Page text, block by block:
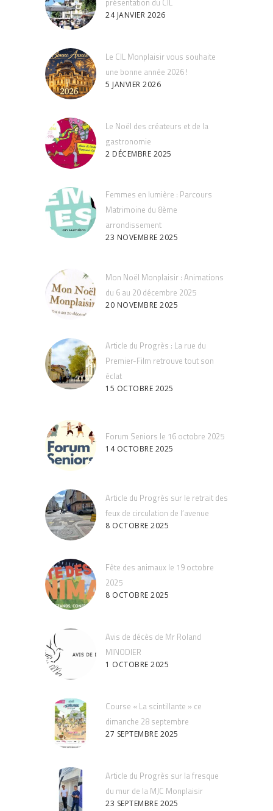
24 JANVIER 2026
Le CIL Monplaisir vous souhaite
une bonne année 2026 !
5 JANVIER 2026
Le Noël des créateurs et de la
gastronomie
2 DÉCEMBRE 2025
Femmes en lumière : Parcours
Matrimoine du 8ème
arrondissement
23 NOVEMBRE 2025
Mon Noël Monplaisir : Animations
du 6 au 20 décembre 2025
20 NOVEMBRE 2025
Article du Progrès : La rue du
Premier-Film retrouve tout son
éclat
15 OCTOBRE 2025
Forum Seniors le 16 octobre 2025
14 OCTOBRE 2025
Article du Progrès sur le retrait des
feux de circulation de l’avenue
8 OCTOBRE 2025
Fête des animaux le 19 octobre
2025
8 OCTOBRE 2025
Avis de décès de Mr Roland
MINODIER
1 OCTOBRE 2025
Course « La scintillante » ce
dimanche 28 septembre
27 SEPTEMBRE 2025
Article du Progrès sur la fresque
du mur de la MJC Monplaisir
23 SEPTEMBRE 2025